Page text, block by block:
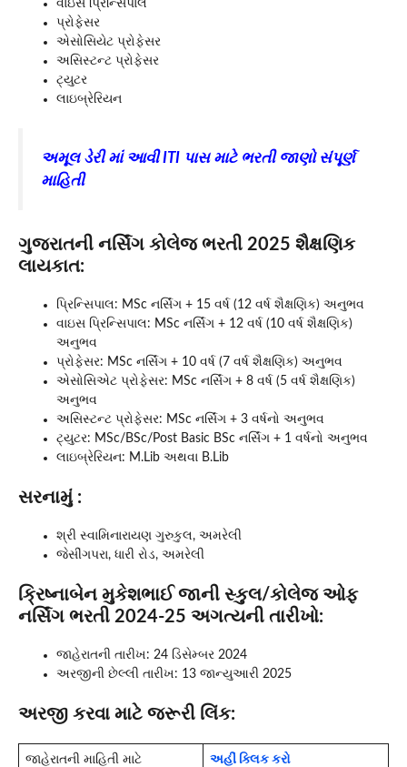
વાઇસ પ્રિન્સિપાલ
પ્રોફેસર
એસોસિયેટ પ્રોફેસર
અસિસ્ટન્ટ પ્રોફેસર
ટ્યુટર
લાઇબ્રેરિયન
અમૂલ ડેરી માં આવી ITI પાસ માટે ભરતી જાણો સંપૂર્ણ
માહિતી
ગુજરાતની નર્સિંગ કોલેજ ભરતી 2025 શૈક્ષણિક
લાયકાત:
પ્રિન્સિપાલ: MSc નર્સિંગ + 15 વર્ષ (12 વર્ષ શૈક્ષણિક) અનુભવ
વાઇસ પ્રિન્સિપાલ: MSc નર્સિંગ + 12 વર્ષ (10 વર્ષ શૈક્ષણિક)
અનુભવ
પ્રોફેસર: MSc નર્સિંગ + 10 વર્ષ (7 વર્ષ શૈક્ષણિક) અનુભવ
એસોસિએટ પ્રોફેસર: MSc નર્સિંગ + 8 વર્ષ (5 વર્ષ શૈક્ષણિક)
અનુભવ
અસિસ્ટન્ટ પ્રોફેસર: MSc નર્સિંગ + 3 વર્ષનો અનુભવ
ટ્યુટર: MSc/BSc/Post Basic BSc નર્સિંગ + 1 વર્ષનો અનુભવ
લાઇબ્રેરિયન: M.Lib અથવા B.Lib
સરનામું :
શ્રી સ્વામિનારાયણ ગુરુકુલ, અમરેલી
જેસીંગપરા, ધારી રોડ, અમરેલી
ક્રિષ્નાબેન મુકેશભાઈ જાની સ્કુલ/કોલેજ ઓફ
નર્સિંગ ભરતી 2024-25 અગત્યની તારીખો:
જાહેરાતની તારીખ: 24 ડિસેમ્બર 2024
અરજીની છેલ્લી તારીખ: 13 જાન્યુઆરી 2025
અરજી કરવા માટે જરૂરી લિંક:
જાહેરાતની માહિતી માટે અહીં ક્લિક કરો